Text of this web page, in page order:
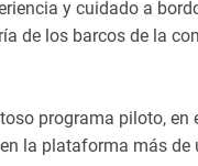
y cuidado a
de los barcos de la
programa piloto,
la plataforma más de